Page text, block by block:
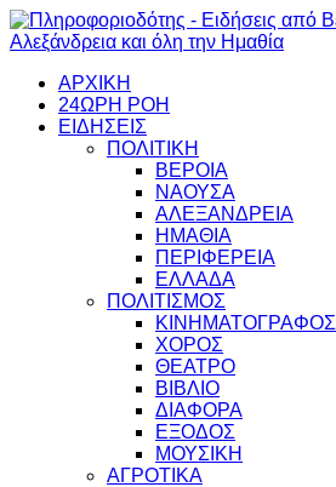
ΑΡΧΙΚΗ
24ΩΡΗ ΡΟΗ
ΕΙΔΗΣΕΙΣ
ΠΟΛΙΤΙΚΗ
ΒΕΡΟΙΑ
ΝΑΟΥΣΑ
ΑΛΕΞΑΝΔΡΕΙΑ
ΗΜΑΘΙΑ
ΠΕΡΙΦΕΡΕΙΑ
ΕΛΛΑΔΑ
ΠΟΛΙΤΙΣΜΟΣ
ΚΙΝΗΜΑΤΟΓΡΑΦΟΣ
ΧΟΡΟΣ
ΘΕΑΤΡΟ
ΒΙΒΛΙΟ
ΔΙΑΦΟΡΑ
ΕΞΟΔΟΣ
ΜΟΥΣΙΚΗ
ΑΓΡΟΤΙΚΑ